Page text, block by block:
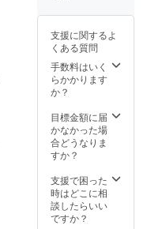
打合せ
す。 *有
効期限
は2022
年10月
ロナの
状況等
の不測
は柔軟
に期限
の延長
対応さ
材。*Ｂ
理もご
支援者
様の為
に専属
手ぶら
で来て
頂いて
考：
ビーチ
で行い
ますの
ボー
種乗り
物）遊
び放
題！ 人
場所：
沖縄本
島中部
致しま
す） 含
まれる
もの：
支援に関するよ
くある質問
手数料はいく
らかかります
か？
目標金額に届
かなかった場
合どうなりま
すか？
支援で困った
時はどこに相
談したらいい
ですか？